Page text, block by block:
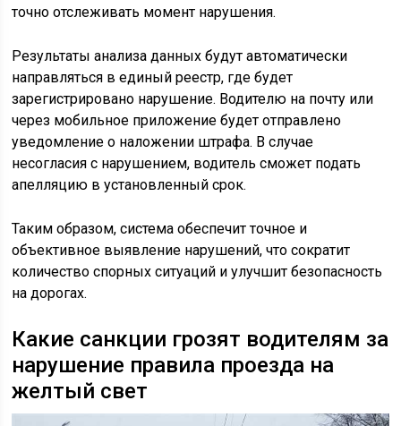
точно отслеживать момент нарушения.
Результаты анализа данных будут автоматически
направляться в единый реестр, где будет
зарегистрировано нарушение. Водителю на почту или
через мобильное приложение будет отправлено
уведомление о наложении штрафа. В случае
несогласия с нарушением, водитель сможет подать
апелляцию в установленный срок.
Таким образом, система обеспечит точное и
объективное выявление нарушений, что сократит
количество спорных ситуаций и улучшит безопасность
на дорогах.
Какие санкции грозят водителям за
нарушение правила проезда на
желтый свет